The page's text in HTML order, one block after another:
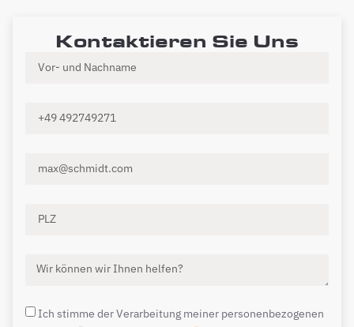
Kontaktieren Sie Uns
Ich stimme der Verarbeitung meiner personenbezogenen